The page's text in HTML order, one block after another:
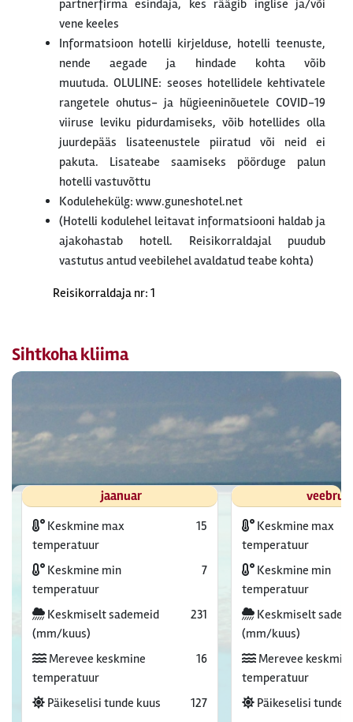
partnerfirma esindaja, kes räägib inglise ja/või
vene keeles
Informatsioon hotelli kirjelduse, hotelli teenuste,
nende aegade ja hindade kohta võib
muutuda. OLULINE: seoses hotellidele kehtivatele
rangetele ohutus- ja hügieeninõuetele COVID-19
viiruse leviku pidurdamiseks, võib hotellides olla
juurdepääs lisateenustele piiratud või neid ei
pakuta. Lisateabe saamiseks pöörduge palun
hotelli vastuvõttu
Kodulehekülg: www.guneshotel.net
(Hotelli kodulehel leitavat informatsiooni haldab ja
ajakohastab hotell. Reisikorraldajal puudub
vastutus antud veebilehel avaldatud teabe kohta)
Reisikorraldaja nr: 1
Sihtkoha kliima
jaanuar
Keskmine max
temperatuur
15
Keskmine min
temperatuur
7
Keskmiselt sademeid
(mm/kuus)
231
Merevee keskmine
temperatuur
16
Päikeselisi tunde kuus
127
Keskmine max
temperatuur
Keskmine min
temperatuur
Keskmiselt
(mm/kuus)
Merevee
temperatuur
Päikeselisi tunde